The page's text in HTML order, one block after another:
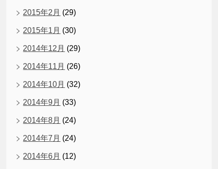
2015年2月 (29)
2015年1月 (30)
2014年12月 (29)
2014年11月 (26)
2014年10月 (32)
2014年9月 (33)
2014年8月 (24)
2014年7月 (24)
2014年6月 (12)